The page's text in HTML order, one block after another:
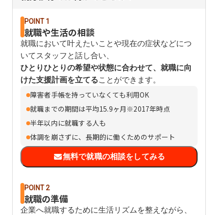
POINT 1
就職や生活の相談
就職において叶えたいことや現在の症状などにつ
いてスタッフと話し合い、
ひとりひとりの希望や状態に合わせて、就職に向
けた支援計画を立てることができます。
障害者手帳を持っていなくても利用OK
就職までの期間は平均15.9ヶ月※2017年時点
半年以内に就職する人も
体調を崩さずに、長期的に働くためのサポート
無料で就職の相談をしてみる
POINT 2
就職の準備
企業へ就職するために生活リズムを整えながら、